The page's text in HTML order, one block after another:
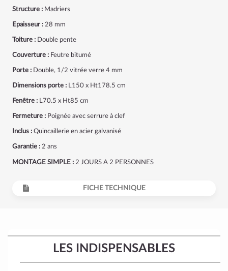
Structure : Madriers
Epaisseur : 28 mm
Toiture : Double pente
Couverture : Feutre bitumé
Porte : Double, 1/2 vitrée verre 4 mm
Dimensions porte : L150 x Ht178.5 cm
Fenêtre : L70.5 x Ht85 cm
Fermeture : Poignée avec serrure à clef
Inclus : Quincaillerie en acier galvanisé
Garantie : 2 ans
MONTAGE SIMPLE : 2 JOURS A 2 PERSONNES
FICHE TECHNIQUE
LES INDISPENSABLES